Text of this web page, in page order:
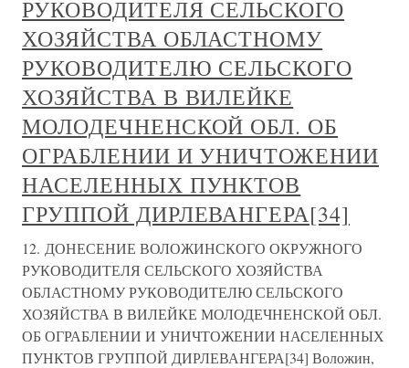
РУКОВОДИТЕЛЯ СЕЛЬСКОГО
ХОЗЯЙСТВА ОБЛАСТНОМУ
РУКОВОДИТЕЛЮ СЕЛЬСКОГО
ХОЗЯЙСТВА В ВИЛЕЙКЕ
МОЛОДЕЧНЕНСКОЙ ОБЛ. ОБ
ОГРАБЛЕНИИ И УНИЧТОЖЕНИИ
НАСЕЛЕННЫХ ПУНКТОВ
ГРУППОЙ ДИРЛЕВАНГЕРА[34]
12. ДОНЕСЕНИЕ ВОЛОЖИНСКОГО ОКРУЖНОГО
РУКОВОДИТЕЛЯ СЕЛЬСКОГО ХОЗЯЙСТВА
ОБЛАСТНОМУ РУКОВОДИТЕЛЮ СЕЛЬСКОГО
ХОЗЯЙСТВА В ВИЛЕЙКЕ МОЛОДЕЧНЕНСКОЙ ОБЛ.
ОБ ОГРАБЛЕНИИ И УНИЧТОЖЕНИИ НАСЕЛЕННЫХ
ПУНКТОВ ГРУППОЙ ДИРЛЕВАНГЕРА[34] Воложин,